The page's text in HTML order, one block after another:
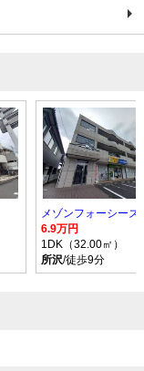
メゾンフォーシーズ
6.9万円
1DK（32.00㎡）
所沢/徒歩9分